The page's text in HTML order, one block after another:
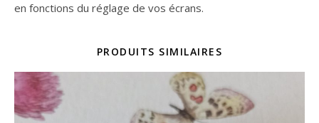
en fonctions du réglage de vos écrans.
PRODUITS SIMILAIRES